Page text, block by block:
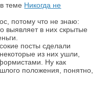
в теме Никогда не
потому что не знаю:
выявляет в них скрытые
посты сделали
из них ушли,
Ну как
положения, понятно,